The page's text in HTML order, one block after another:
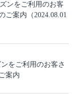
ンをご利用のお客
案内（2024.08.01
ンをご利用のお客さ
案内